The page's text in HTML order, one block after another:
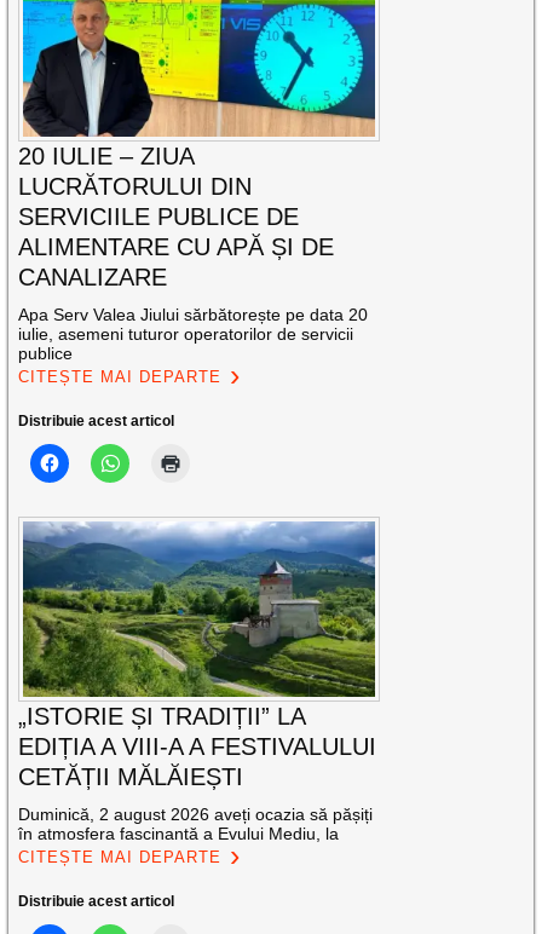
20 IULIE – ZIUA
LUCRĂTORULUI DIN
SERVICIILE PUBLICE DE
ALIMENTARE CU APĂ ȘI DE
CANALIZARE
Apa Serv Valea Jiului sărbătorește pe data 20
iulie, asemeni tuturor operatorilor de servicii
publice
CITEȘTE MAI DEPARTE
Distribuie acest articol
„ISTORIE ȘI TRADIȚII” LA
EDIȚIA A VIII-A A FESTIVALULUI
CETĂȚII MĂLĂIEȘTI
Duminică, 2 august 2026 aveți ocazia să pășiți
în atmosfera fascinantă a Evului Mediu, la
CITEȘTE MAI DEPARTE
Distribuie acest articol